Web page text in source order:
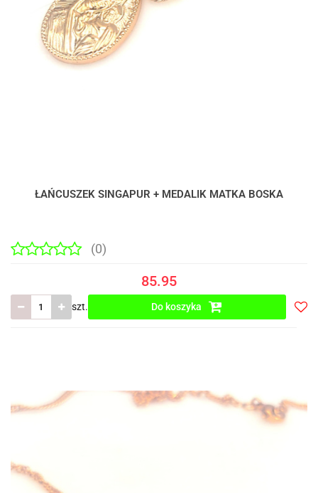
ŁAŃCUSZEK SINGAPUR + MEDALIK MATKA BOSKA
(0)
85.95
szt. Do koszyka